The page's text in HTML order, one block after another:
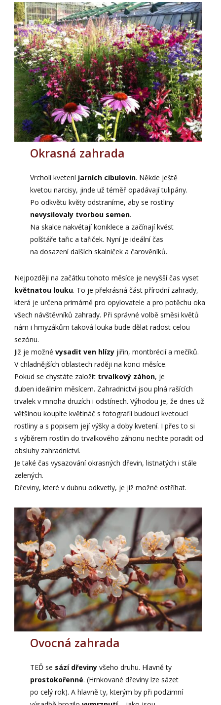
Okrasná zahrada
Vrcholí kveteníjarních cibulovin. Někde ještě
kvetou narcisy, jinde už téměř opadávají tulipány.
Po odkvětu květy odstraníme, aby se rostliny
nevysilovaly tvorbou semen.
Na skalce nakvétají koniklece a začínají kvést
polštáře tařic a tařiček. Nyní je ideální čas
na dosazení dalších skalniček a čarověníků.
Nejpozději na začátku tohoto měsíce je nevyšší čas vyset
květnatou louku. To je překrásná část přírodní zahrady,
která je určena primárně pro opylovatele a pro potěchu oka
všech návštěvníků zahrady. Při správné volbě směsi květů
nám i hmyzákům taková louka bude dělat radost celou
sezónu.
Již je možnévysadit ven hlízy jiřin, montbrécií a mečíků.
V chladnějších oblastech raději na konci měsíce.
Pokud se chystáte založit trvalkový záhon, je
duben ideálním měsícem. Zahradnictví jsou plná rašících
trvalek v mnoha druzích i odstínech. Výhodou je, že dnes už
většinou koupíte květináč s fotografií budoucí kvetoucí
rostliny a s popisem její výšky a doby kvetení. I přes to si
s výběrem rostlin do trvalkového záhonu nechte poradit od
obsluhy zahradnictví.
Je také čas vysazování okrasných dřevin, listnatých i stále
zelených.
Dřeviny, které v dubnu odkvetly, je již možné ostříhat.
Ovocná zahrada
TEĎ se sází dřevinyvšeho druhu. Hlavně ty
prostokořenné. (Hrnkované dřeviny lze sázet
po celý rok). A hlavně ty, kterým by při podzimní